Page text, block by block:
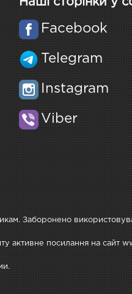
Facebook
Telegram
Instagram
Viber
Заборонено
активне посилання на сайт